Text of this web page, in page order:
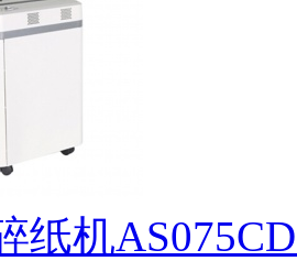
纸机